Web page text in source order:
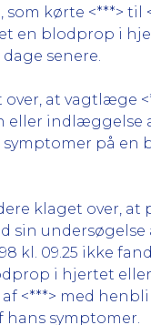
kørte <***> til
en blodprop i
senere.
over, at vagtlæge
eller indlæggelse
på en
klaget over, at
sin undersøgelse
kl. 09.25 ikke
i hjertet
<***> med
symptomer.